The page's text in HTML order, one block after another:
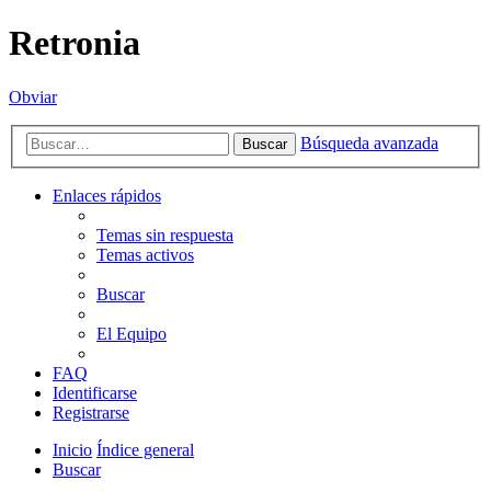
Retronia
Obviar
Buscar Búsqueda avanzada
Enlaces rápidos
Temas sin respuesta
Temas activos
Buscar
El Equipo
FAQ
Identificarse
Registrarse
Inicio Índice general
Buscar